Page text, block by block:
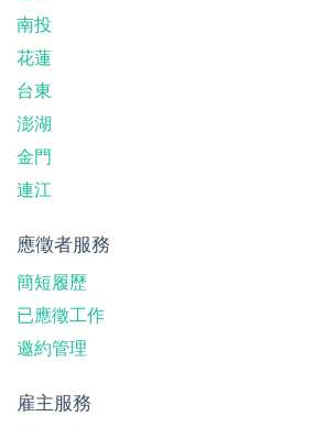
南投
花蓮
台東
澎湖
金門
連江
應徵者服務
簡短履歷
已應徵工作
邀約管理
雇主服務